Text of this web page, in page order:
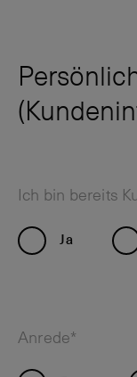
Ich bin bereits
Ja
Anrede*